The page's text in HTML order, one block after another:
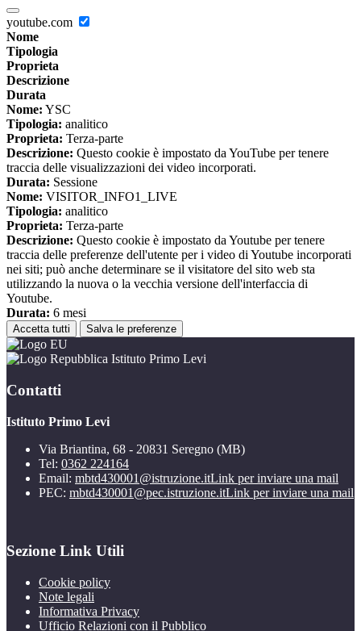
youtube.com
Nome
Tipologia
Proprieta
Descrizione
Durata
Nome: YSC
Tipologia: analitico
Proprieta: Terza-parte
Descrizione: Questo cookie è impostato da YouTube per tenere
traccia delle visualizzazioni dei video incorporati.
Durata: Sessione
Nome: VISITOR_INFO1_LIVE
Tipologia: analitico
Proprieta: Terza-parte
Descrizione: Questo cookie è impostato da Youtube per tenere
traccia delle preferenze dell'utente per i video di Youtube incorporati
nei siti; può anche determinare se il visitatore del sito web sta
utilizzando la nuova o la vecchia versione dell'interfaccia di
Youtube.
Durata: 6 mesi
Accetta tutti Salva le preferenze
Istituto Primo Levi
Contatti
Istituto Primo Levi
Via Briantina, 68 - 20831 Seregno (MB)
Tel: 0362 224164
Email: mbtd430001@istruzione.itLink per inviare una mail
PEC: mbtd430001@pec.istruzione.itLink per inviare una mail
Sezione Link Utili
Cookie policy
Note legali
Informativa Privacy
Ufficio Relazioni con il Pubblico